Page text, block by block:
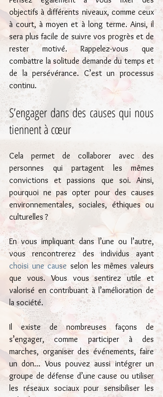
objectifs à différents niveaux, comme ceux
à court, à moyen et à long terme. Ainsi, il
sera plus facile de suivre vos progrès et de
rester motivé. Rappelez-vous que
combattre la solitude demande du temps et
de la persévérance. C’est un processus
continu.
S’engager dans des causes qui nous
tiennent à cœur
Cela permet de collaborer avec des
personnes qui partagent les mêmes
convictions et passions que soi. Ainsi,
pourquoi ne pas opter pour des causes
environnementales, sociales, éthiques ou
culturelles ?
En vous impliquant dans l’une ou l’autre,
choisi une cause selon les mêmes valeurs
que vous. Vous vous sentirez utile et
valorisé en contribuant à l’amélioration de
la société.
Il existe de nombreuses façons de
s’engager, comme participer à des
marches, organiser des événements, faire
un don… Vous pouvez aussi intégrer un
groupe de défense d’une cause ou utiliser
les réseaux sociaux pour sensibiliser les